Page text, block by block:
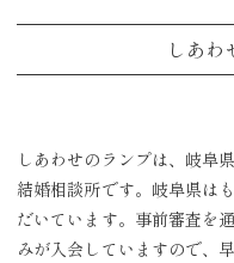
しあ
しあわせのランプは、岐阜
結婚相談所です。岐阜県は
だいています。事前審査を
みが入会していますので、